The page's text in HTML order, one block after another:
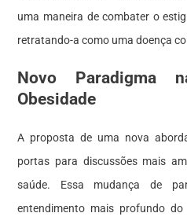
uma maneira de combater o
retratando-a como uma doença
Novo Paradigma
Obesidade
A proposta de uma nova
portas para discussões mais
saúde. Essa mudança de
entendimento mais profundo